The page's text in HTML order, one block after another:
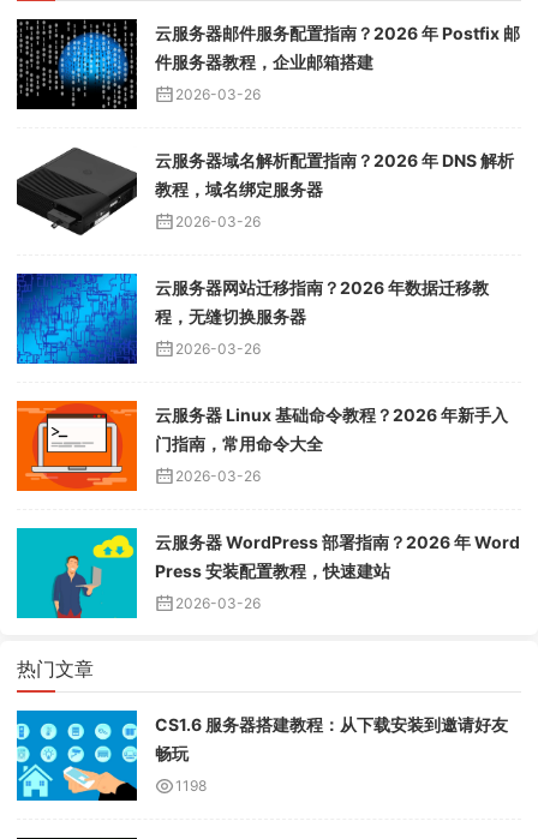
云服务器邮件服务配置指南？2026 年 Postfix 邮
件服务器教程，企业邮箱搭建
2026-03-26
云服务器域名解析配置指南？2026 年 DNS 解析
教程，域名绑定服务器
2026-03-26
云服务器网站迁移指南？2026 年数据迁移教
程，无缝切换服务器
2026-03-26
云服务器 Linux 基础命令教程？2026 年新手入
门指南，常用命令大全
2026-03-26
云服务器 WordPress 部署指南？2026 年 Word
Press 安装配置教程，快速建站
2026-03-26
热门文章
CS1.6 服务器搭建教程：从下载安装到邀请好友
畅玩
1198